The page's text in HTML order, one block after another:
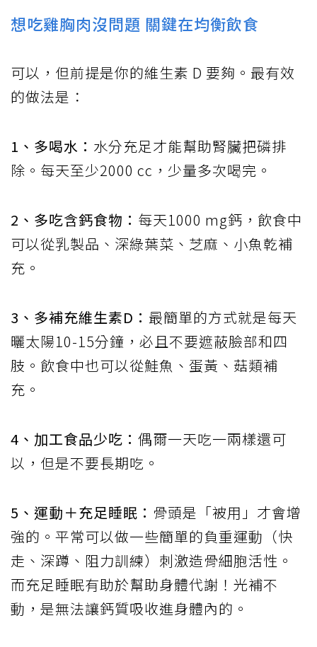
想吃雞胸肉沒問題 關鍵在均衡飲食
可以，但前提是你的維生素 D 要夠。最有效
的做法是：
1、多喝水： 水分充足才能幫助腎臟把磷排
除。每天至少2000 cc，少量多次喝完。
2、多吃含鈣食物： 每天1000 mg鈣，飲食中
可以從乳製品、深綠葉菜、芝麻、小魚乾補
充。
3、多補充維生素D： 最簡單的方式就是每天
曬太陽10-15分鐘，必且不要遮蔽臉部和四
肢。飲食中也可以從鮭魚、蛋黃、菇類補
充。
4、加工食品少吃： 偶爾一天吃一兩樣還可
以，但是不要長期吃。
5、運動＋充足睡眠： 骨頭是「被用」才會增
強的。平常可以做一些簡單的負重運動（快
走、深蹲、阻力訓練）刺激造骨細胞活性。
而充足睡眠有助於幫助身體代謝！光補不
動，是無法讓鈣質吸收進身體內的。